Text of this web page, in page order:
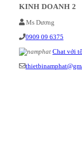
KINH DOANH 2
Ms Dương
0909 09 6375
Chat với